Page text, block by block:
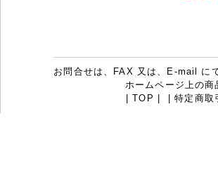
お問合せは、FAX 又は、E-mail に
ホームページ上の
|TOP | |特定商取